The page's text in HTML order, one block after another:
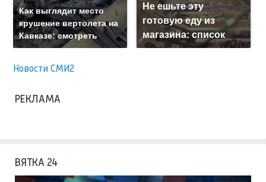
Как выглядит место
крушение вертолета на
Кавказе: смотреть
Не ешьте эту
готовую еду из
магазина: список
Новости СМИ2
РЕКЛАМА
ВЯТКА 24